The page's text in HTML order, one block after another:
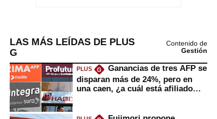
LAS MÁS LEÍDAS DE PLUS
G
Contenido de
Gestión
PLUS G
Ganancias de tres AFP se
disparan más de 24%, pero en
una caen, ¿a cuál está afiliado